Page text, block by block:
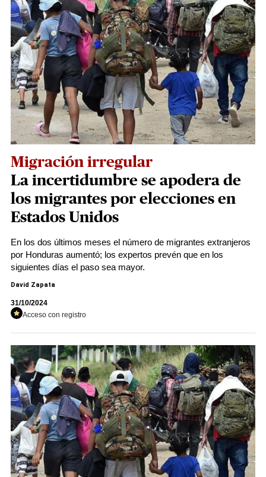
Migración irregular
La incertidumbre se apodera de
los migrantes por elecciones en
Estados Unidos
En los dos últimos meses el número de migrantes extranjeros
por Honduras aumentó; los expertos prevén que en los
siguientes días el paso sea mayor.
David Zapata
31/10/2024
Acceso con registro